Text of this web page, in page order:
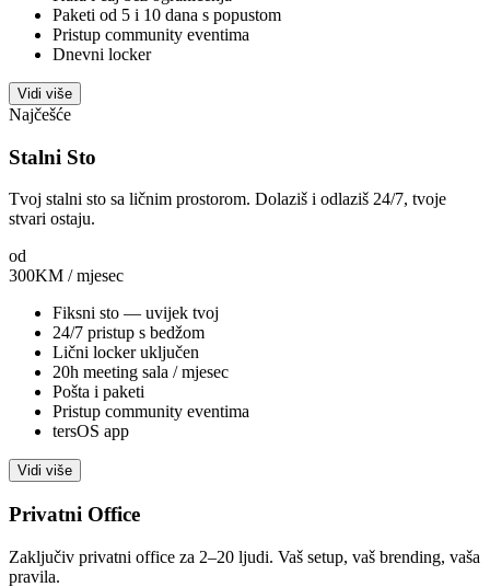
Paketi od 5 i 10 dana s popustom
Pristup community eventima
Dnevni locker
Vidi više
Najčešće
Stalni Sto
Tvoj stalni sto sa ličnim prostorom. Dolaziš i odlaziš 24/7, tvoje
stvari ostaju.
od
300KM / mjesec
Fiksni sto — uvijek tvoj
24/7 pristup s bedžom
Lični locker uključen
20h meeting sala / mjesec
Pošta i paketi
Pristup community eventima
tersOS app
Vidi više
Privatni Office
Zaključiv privatni office za 2–20 ljudi. Vaš setup, vaš brending, vaša
pravila.